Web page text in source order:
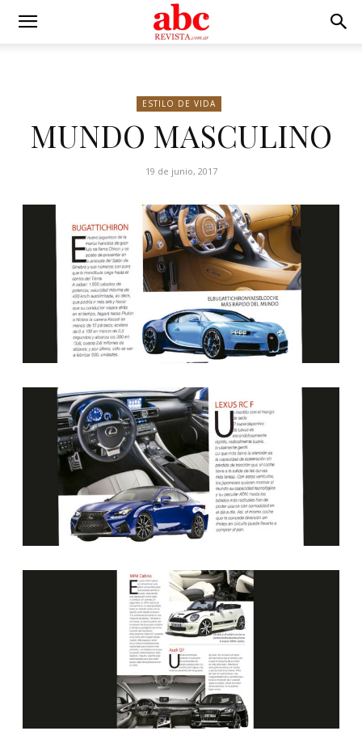
ESTILO DE VIDA
MUNDO MASCULINO
19 de junio, 2017